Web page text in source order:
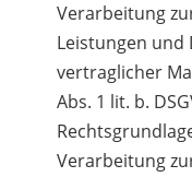
Verarbeitung
Leistungen
vertraglicher
Abs. 1 lit. b.
Verarbeitung